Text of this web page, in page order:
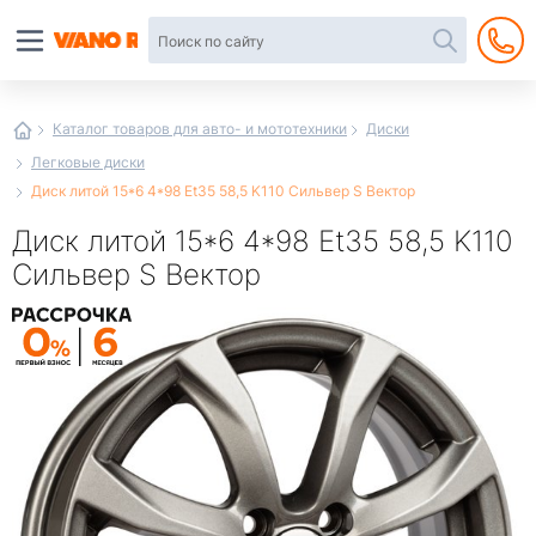
Каталог товаров для авто- и мототехники
Диски
Легковые диски
Диск литой 15*6 4*98 Et35 58,5 K110 Сильвер S Вектор
Диск литой 15*6 4*98 Et35 58,5 K110
Сильвер S Вектор
интернет-